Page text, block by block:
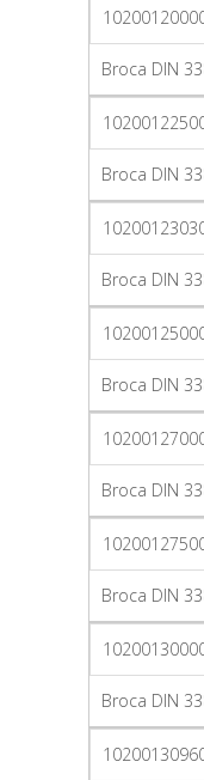
Broca DIN
Broca DIN
Broca DIN
Broca DIN
Broca DIN
Broca DIN
Broca DIN